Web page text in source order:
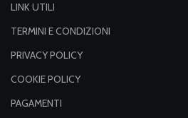
LINK UTILI
TERMINI E CONDIZIONI
PRIVACY POLICY
COOKIE POLICY
PAGAMENTI